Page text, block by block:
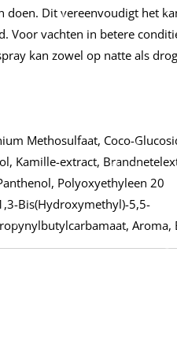
doen. Dit vereenvoudigt het
Voor vachten in betere
kan zowel op natte als
Methosulfaat, Coco-
Kamille-extract,
Polyoxyethyleen 20
Bis(Hydroxymethyl)-5,5-
Aroma,